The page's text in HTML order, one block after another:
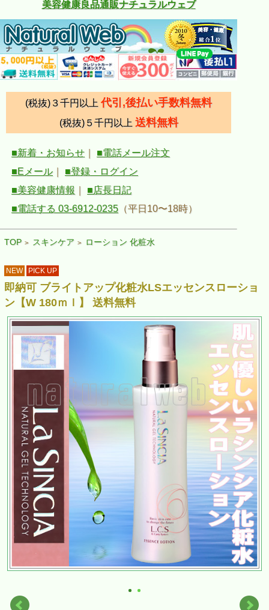
美容健康良品通販ナチュラルウェブ
(税抜)３千円以上 代引,後払い手数料無料
(税抜)５千円以上 送料無料
■新着・お知らせ
■電話メール注文
■Eメール
■登録・ログイン
■美容健康情報
■店長日記
■電話する 03-6912-0235 （平日10〜18時）
TOP > スキンケア > ローション 化粧水
NEW PICK UP
即納可 ブライトアップ化粧水LSエッセンスローショ
ン【W 180ｍｌ】 送料無料